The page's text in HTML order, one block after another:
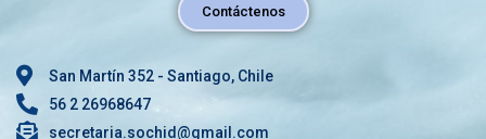
Contáctenos
San Martín 352 - Santiago, Chile
56 2 26968647
secretaria.sochid@gmail.com